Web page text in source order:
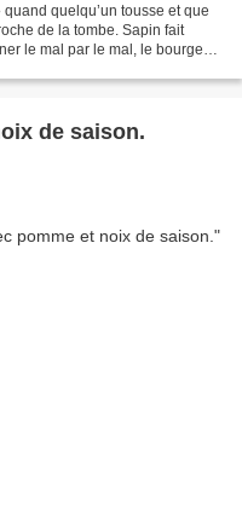
quelqu’un tousse et que
de la tombe. Sapin fait
le mal par le mal, le bourgeon
de saison.